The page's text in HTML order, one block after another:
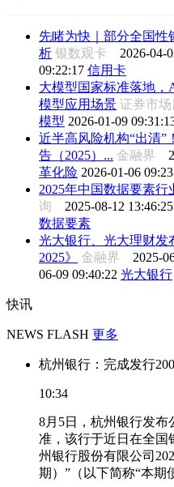
先睹为快｜部分全国性
析 银数观卡 2026-04-
09:22:17 信用卡
大模型国家标准落地
模型应用场景 证券市
模型 2026-01-09
近半高风险机构“出清”
告（2025）... 金融界
革化险 2026-01-06
2025年中国数据要素
询 2025-08-12 13:46:25
数据要素
光大银行、光大理财发
2025》
金融界 2025-
06-09 09:40:22 光大银行
快讯
NEWS FLASH 更多
杭州银行：完成发行
10:34
8月5日，杭州银行发
准，该行于近日在全国
州银行股份有限公司
期）”（以下简称“本期